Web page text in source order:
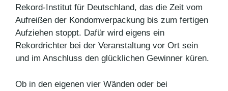
Rekord-Institut für Deutschland, das die Zeit vom
Aufreißen der Kondomverpackung bis zum fertigen
Aufziehen stoppt. Dafür wird eigens ein
Rekordrichter bei der Veranstaltung vor Ort sein
und im Anschluss den glücklichen Gewinner küren.
Ob in den eigenen vier Wänden oder bei